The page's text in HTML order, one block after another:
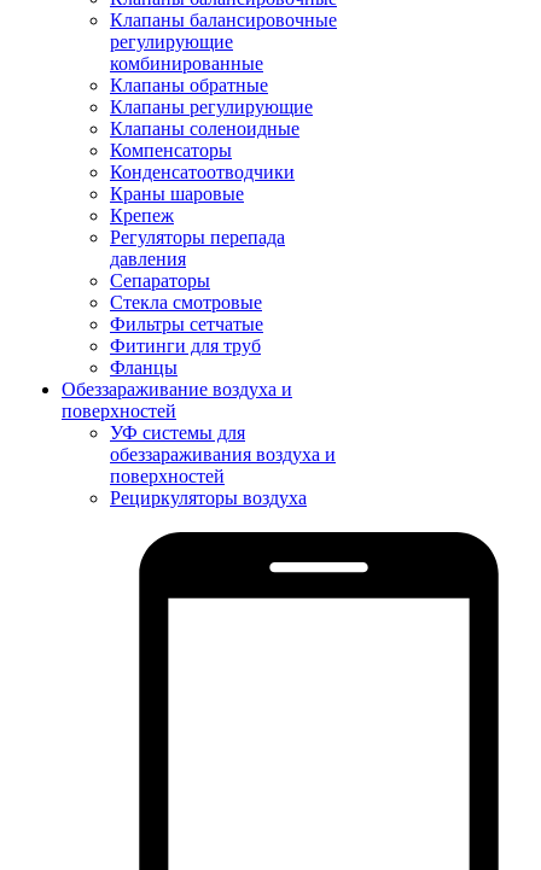
Клапаны балансировочные
регулирующие
комбинированные
Клапаны обратные
Клапаны регулирующие
Клапаны соленоидные
Компенсаторы
Конденсатоотводчики
Краны шаровые
Крепеж
Регуляторы перепада
давления
Сепараторы
Стекла смотровые
Фильтры сетчатые
Фитинги для труб
Фланцы
Обеззараживание воздуха и
поверхностей
УФ системы для
обеззараживания воздуха и
поверхностей
Рециркуляторы воздуха